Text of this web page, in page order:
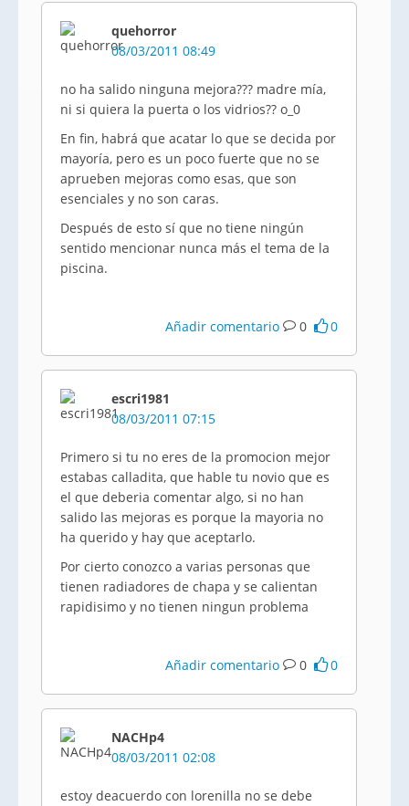
quehorror
08/03/2011 08:49
no ha salido ninguna mejora??? madre mía,
ni si quiera la puerta o los vidrios?? o_0
En fin, habrá que acatar lo que se decida por
mayoría, pero es un poco fuerte que no se
aprueben mejoras como esas, que son
esenciales y no son caras.
Después de esto sí que no tiene ningún
sentido mencionar nunca más el tema de la
piscina.
Añadir comentario 0 0
escri1981
08/03/2011 07:15
Primero si tu no eres de la promocion mejor
estabas calladita, que hable tu novio que es
el que deberia comentar algo, si no han
salido las mejoras es porque la mayoria no
ha querido y hay que aceptarlo.
Por cierto conozco a varias personas que
tienen radiadores de chapa y se calientan
rapidisimo y no tienen ningun problema
Añadir comentario 0 0
NACHp4
08/03/2011 02:08
estoy deacuerdo con lorenilla no se debe